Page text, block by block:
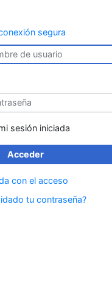
segura
sesión iniciada
Acceder
con el acceso
tu contraseña?